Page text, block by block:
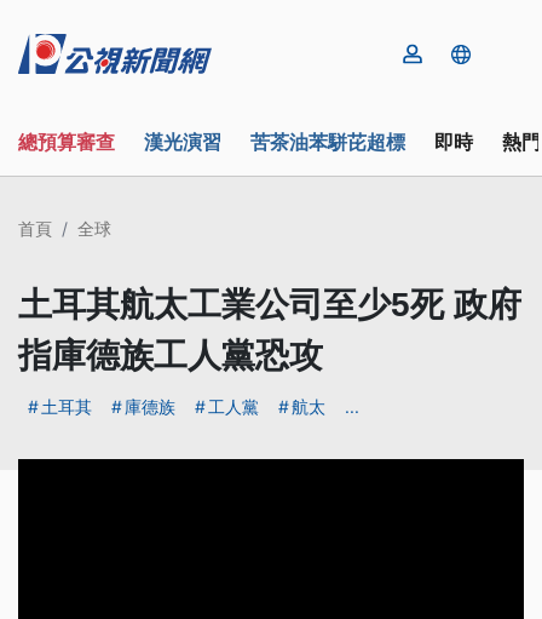
總預算審查 漢光演習 苦茶油苯駢芘超標 即時 熱
首頁 全球
土耳其航太工業公司至少5死 政府
指庫德族工人黨恐攻
土耳其 庫德族 工人黨 航太 ...